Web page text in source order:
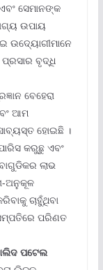
ସେମାନଙ୍କ
ଉପାୟ
ଉଦ୍ୟୋଗୀମାନେ
ବୃଦ୍ଧି
ବେହେରା
ଆମ
ହୋଇଛି ।
କରୁଛୁ ଏବଂ
ଲାଭ
ଅନୁକୂଳ
ଚାହୁଁଥିବା
ପରିଣତ
ପଟେଲ